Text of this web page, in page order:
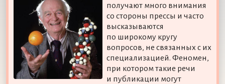
получают много внимания
со стороны прессы и часто
высказываются
по широкому кругу
вопросов, не связанных с их
специализацией. Феномен,
при котором такие речи
и публикации могут